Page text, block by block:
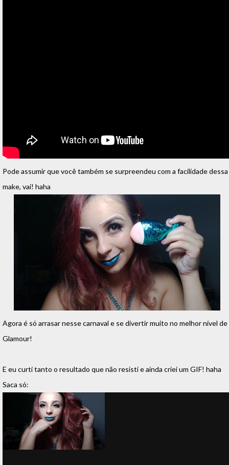
Pode assumir que você também se surpreendeu com a facilidade dessa
make, vai! haha
Agora é só arrasar nesse carnaval e se divertir muito no melhor nível de
Glamour!
E eu curti tanto o resultado que não resisti e ainda criei um GIF! haha
Saca só: